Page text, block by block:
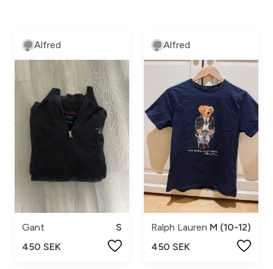
Alfred
Gant
S
450 SEK
Alfred
Ralph Lauren M (10-12)
450 SEK